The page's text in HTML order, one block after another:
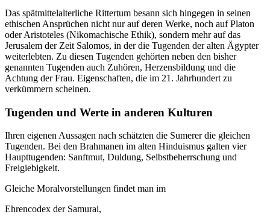
Das spätmittelalterliche Rittertum besann sich hingegen in seinen
ethischen Ansprüchen nicht nur auf deren Werke, noch auf Platon
oder Aristoteles (Nikomachische Ethik), sondern mehr auf das
Jerusalem der Zeit Salomos, in der die Tugenden der alten Ägypter
weiterlebten. Zu diesen Tugenden gehörten neben den bisher
genannten Tugenden auch Zuhören, Herzensbildung und die
Achtung der Frau. Eigenschaften, die im 21. Jahrhundert zu
verkümmern scheinen.
Tugenden und Werte in anderen Kulturen
Ihren eigenen Aussagen nach schätzten die Sumerer die gleichen
Tugenden. Bei den Brahmanen im alten Hinduismus galten vier
Haupttugenden: Sanftmut, Duldung, Selbstbeherrschung und
Freigiebigkeit.
Gleiche Moralvorstellungen findet man im
Ehrencodex der Samurai,